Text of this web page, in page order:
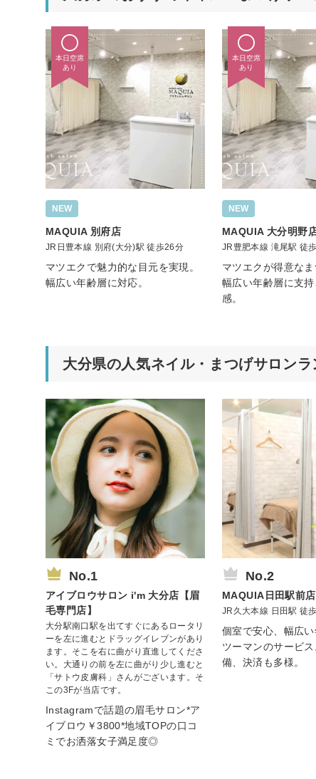
本日空席
あり
NEW
MAQUIA 別府店
JR日豊本線 別府(大分)駅 徒歩26分
マツエクで魅力的な目元を実現。
幅広い年齢層に対応。
本日空席
あり
NEW
MAQUIA 大分明野
JR豊肥本線 滝尾駅 徒
マツエクが得意なま
幅広い年齢層に支
感。
大分県の人気ネイル・まつげサロンラ
No.1
アイブロウサロン i'm 大分店【眉
毛専門店】
大分駅南口駅を出てすぐにあるロータリ
ーを左に進むとドラッグイレブンがあり
ます。そこを右に曲がり直進してくださ
い。大通りの前を左に曲がり少し進むと
「サトウ皮膚科」さんがございます。そ
この3Fが当店です。
Instagramで話題の眉毛サロン*ア
イブロウ￥3800*地域TOPの口コ
ミでお洒落女子満足度◎
No.2
MAQUIA日田駅前店
JR久大本線 日田駅 徒
個室で安心、幅広
ツーマンのサービ
備、決済も多様。